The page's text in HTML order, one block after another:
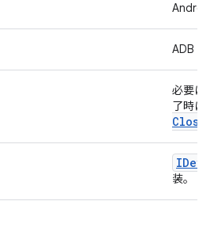
ADB
必要に
了時
装。